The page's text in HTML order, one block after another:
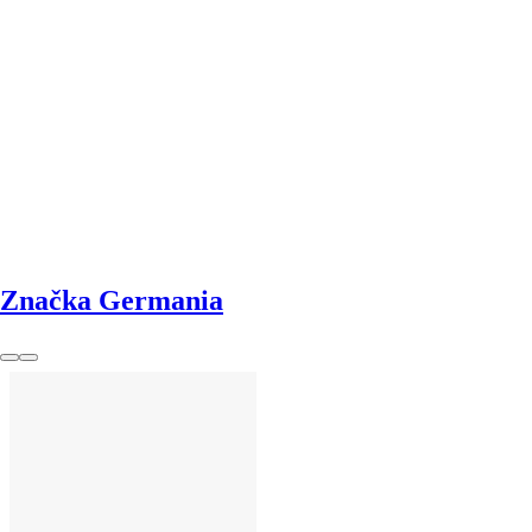
Značka Germania